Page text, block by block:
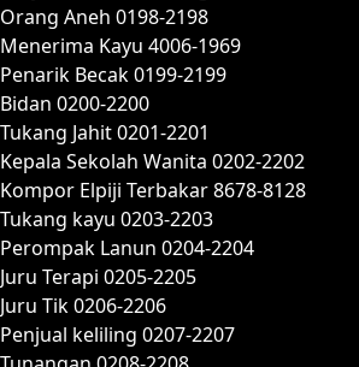
Orang Aneh 0198-2198
Menerima Kayu 4006-1969
Penarik Becak 0199-2199
Bidan 0200-2200
Tukang Jahit 0201-2201
Kepala Sekolah Wanita 0202-2202
Kompor Elpiji Terbakar 8678-8128
Tukang kayu 0203-2203
Perompak Lanun 0204-2204
Juru Terapi 0205-2205
Juru Tik 0206-2206
Penjual keliling 0207-2207